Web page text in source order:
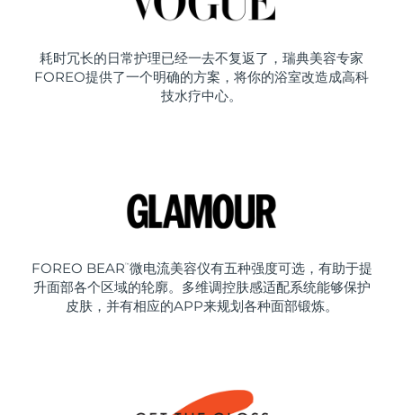
耗时冗长的日常护理已经一去不复返了，瑞典美容专家
FOREO提供了一个明确的方案，将你的浴室改造成高科
技水疗中心。
FOREO BEAR ™ 微电流美容仪有五种强度可选，有助于提
升面部各个区域的轮廓。多维调控肤感适配系统能够保护
皮肤，并有相应的APP来规划各种面部锻炼。